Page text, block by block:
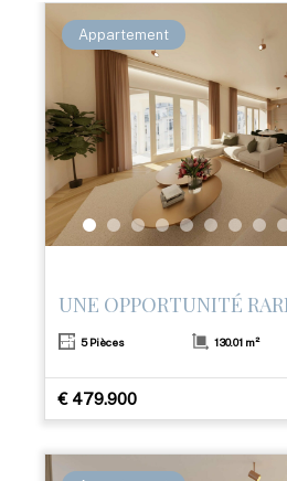
Appartement
5 Pièces 130.01 m²
€ 479.900